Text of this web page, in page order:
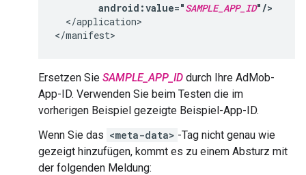
android:value="SAMPLE_APP_ID"/>
</application>
Ersetzen Sie SAMPLE_APP_ID durch Ihre AdMob-
App-ID. Verwenden Sie beim Testen die im
vorherigen Beispiel gezeigte Beispiel-App-ID.
Wenn Sie das <meta-data> -Tag nicht genau wie
gezeigt hinzufügen, kommt es zu einem Absturz mit
der folgenden Meldung: